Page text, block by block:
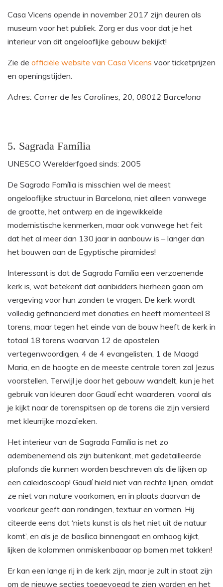
Casa Vicens opende in november 2017 zijn deuren als
museum voor het publiek. Zorg er dus voor dat je het
interieur van dit ongelooflijke gebouw bekijkt!
Zie de officiële website van Casa Vicens voor ticketprijzen
en openingstijden.
Adres: Carrer de les Carolines, 20, 08012 Barcelona
5. Sagrada Família
UNESCO Werelderfgoed sinds: 2005
De Sagrada Família is misschien wel de meest
ongelooflijke structuur in Barcelona, niet alleen vanwege
de grootte, het ontwerp en de ingewikkelde
modernistische kenmerken, maar ook vanwege het feit
dat het al meer dan 130 jaar in aanbouw is – langer dan
het bouwen aan de Egyptische piramides!
Interessant is dat de Sagrada Família een verzoenende
kerk is, wat betekent dat aanbidders hierheen gaan om
vergeving voor hun zonden te vragen. De kerk wordt
volledig gefinancierd met donaties en heeft momenteel 8
torens, maar tegen het einde van de bouw heeft de kerk in
totaal 18 torens waarvan 12 de apostelen
vertegenwoordigen, 4 de 4 evangelisten, 1 de Maagd
Maria, en de hoogte en de meeste centrale toren zal Jezus
voorstellen. Terwijl je door het gebouw wandelt, kun je het
gebruik van kleuren door Gaudí echt waarderen, vooral als
je kijkt naar de torenspitsen op de torens die zijn versierd
met kleurrijke mozaïeken.
Het interieur van de Sagrada Família is net zo
adembenemend als zijn buitenkant, met gedetailleerde
plafonds die kunnen worden beschreven als die lijken op
een caleidoscoop! Gaudí hield niet van rechte lijnen, omdat
ze niet van nature voorkomen, en in plaats daarvan de
voorkeur geeft aan rondingen, textuur en vormen. Hij
citeerde eens dat ‘niets kunst is als het niet uit de natuur
komt’, en als je de basílica binnengaat en omhoog kijkt,
lijken de kolommen onmiskenbaaar op bomen met takken!
Er kan een lange rij in de kerk zijn, maar je zult in staat zijn
om de nieuwe secties toegevoegd te zien worden en het